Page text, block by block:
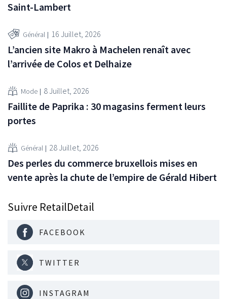
Saint-Lambert
Général 16 Juillet, 2026
L’ancien site Makro à Machelen renaît avec
l’arrivée de Colos et Delhaize
Mode 8 Juillet, 2026
Faillite de Paprika : 30 magasins ferment leurs
portes
Général 28 Juillet, 2026
Des perles du commerce bruxellois mises en
vente après la chute de l’empire de Gérald Hibert
Suivre RetailDetail
FACEBOOK
TWITTER
INSTAGRAM